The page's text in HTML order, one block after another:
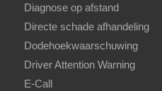
Diagnose op afstand
Directe schade afhandeling
Dodehoekwaarschuwing
Driver Attention Warning
E-Call